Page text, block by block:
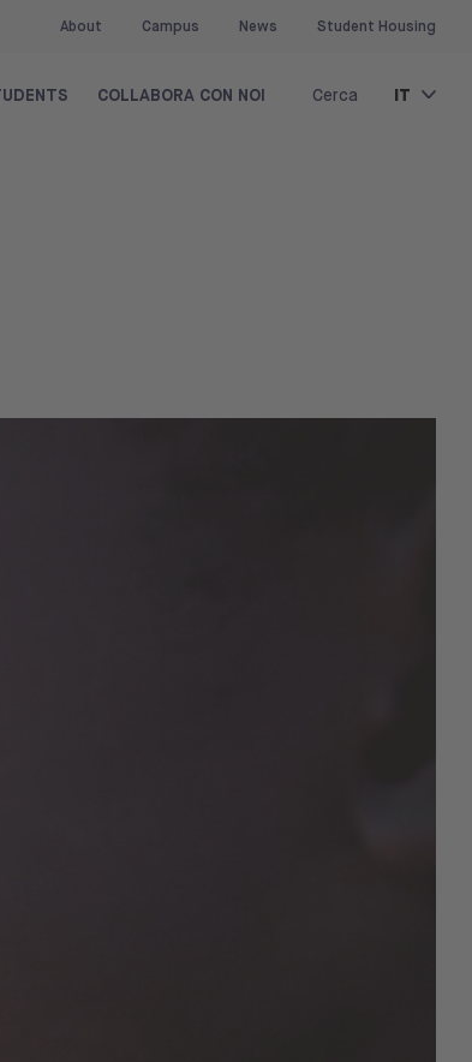
About Campus News Student Housing
COLLABORA CON NOI Cerca IT